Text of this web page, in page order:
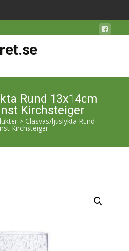
Rund 13x14cm
Kirchsteiger
> Glasvas/ljuslykta Rund
Kirchsteiger